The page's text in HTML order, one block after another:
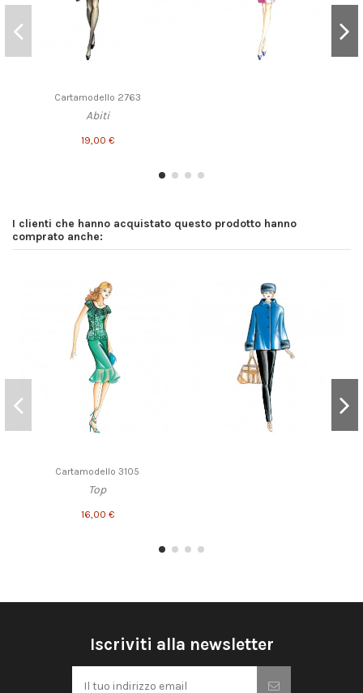
Cartamodello 2763
Abiti
19,00 €
I clienti che hanno acquistato questo prodotto hanno
comprato anche:
Cartamodello 3105
Top
16,00 €
Iscriviti alla newsletter